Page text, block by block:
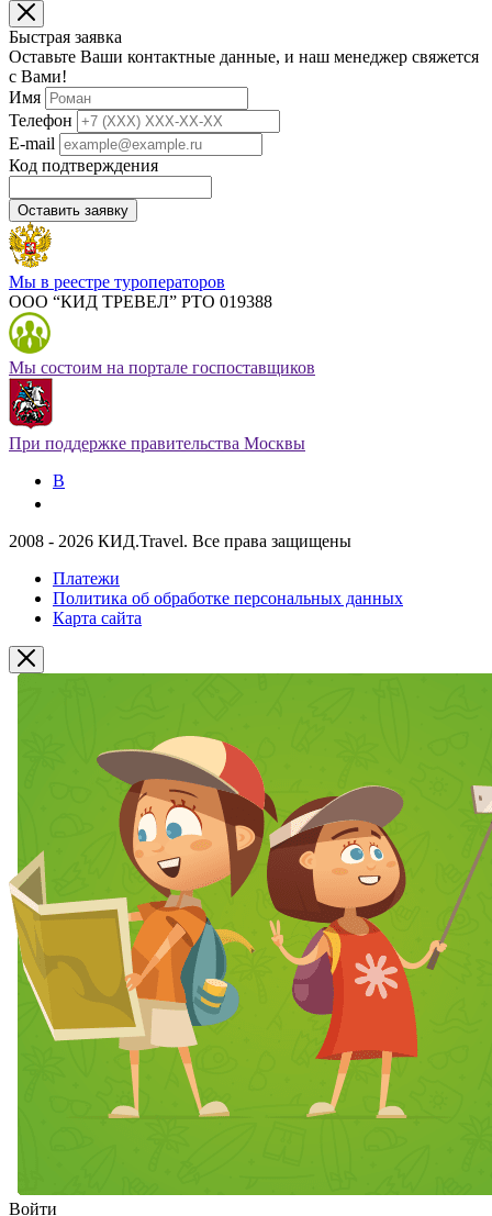
Быстрая заявка
Оставьте Ваши контактные данные, и наш менеджер свяжется
с Вами!
Имя
Телефон
E-mail
Код подтверждения
Оставить заявку
Мы в реестре туроператоров
ООО “КИД ТРЕВЕЛ” РТО 019388
Мы состоим на портале госпоставщиков
При поддержке правительства Москвы
В
2008 - 2026 КИД.Travel. Все права защищены
Платежи
Политика об обработке персональных данных
Карта сайта
Войти